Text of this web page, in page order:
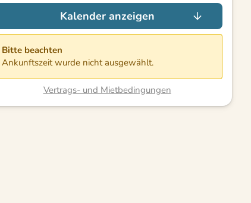
Kalender anzeigen
Bitte beachten
Ankunftszeit wurde nicht ausgewählt.
Vertrags- und Mietbedingungen